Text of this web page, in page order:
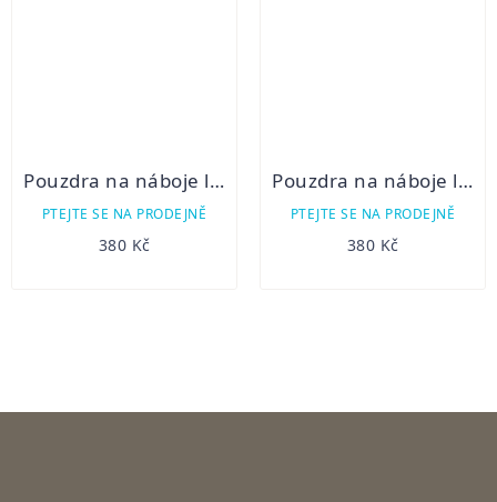
Pouzdra na náboje lodenová 11k
PTEJTE SE NA PRODEJNĚ
380 Kč
Pouzdra na náboje lodenová 7k+2b
PTEJTE SE NA PRODEJNĚ
380 Kč